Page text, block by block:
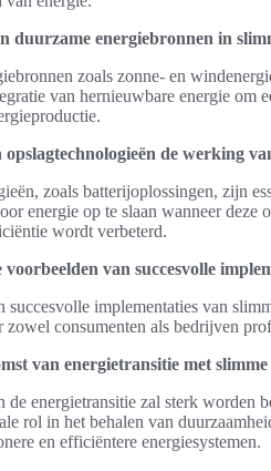
duurzame energiebronnen in
zoals zonne- en
van hernieuwbare energie om
opslagtechnologieën de werking
zoals batterijoplossingen, zijn
energie op te slaan wanneer
wordt verbeterd.
van succesvolle
succesvolle implementaties van
zowel consumenten als bedrijven
van energietransitie met
de energietransitie zal sterk worden
rol in het behalen van
en efficiëntere energiesystemen.